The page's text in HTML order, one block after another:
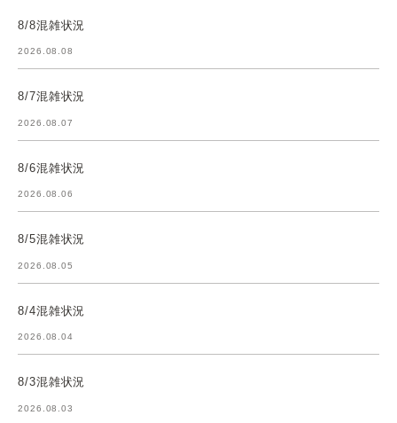
8/8混雑状況
2026.08.08
8/7混雑状況
2026.08.07
8/6混雑状況
2026.08.06
8/5混雑状況
2026.08.05
8/4混雑状況
2026.08.04
8/3混雑状況
2026.08.03